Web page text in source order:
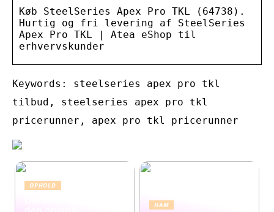
Køb SteelSeries Apex Pro TKL (64738).
Hurtig og fri levering af SteelSeries
Apex Pro TKL | Atea eShop til
erhvervskunder
Keywords: steelseries apex pro tkl
tilbud, steelseries apex pro tkl
pricerunner, apex pro tkl pricerunner
OPHOLD
HAM